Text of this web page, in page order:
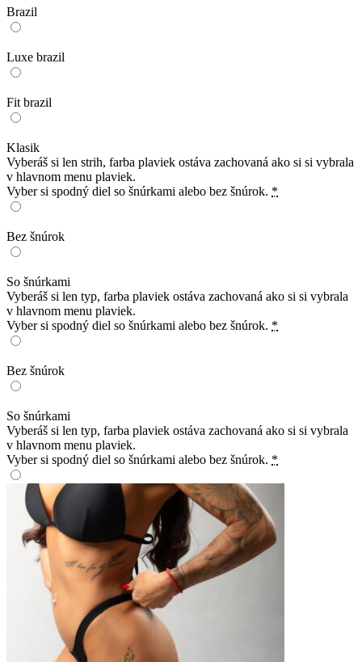
Brazil
Luxe brazil
Fit brazil
Klasik
Vyberáš si len strih, farba plaviek ostáva zachovaná ako si si vybrala
v hlavnom menu plaviek.
Vyber si spodný diel so šnúrkami alebo bez šnúrok. *
Bez šnúrok
So šnúrkami
Vyberáš si len typ, farba plaviek ostáva zachovaná ako si si vybrala
v hlavnom menu plaviek.
Vyber si spodný diel so šnúrkami alebo bez šnúrok. *
Bez šnúrok
So šnúrkami
Vyberáš si len typ, farba plaviek ostáva zachovaná ako si si vybrala
v hlavnom menu plaviek.
Vyber si spodný diel so šnúrkami alebo bez šnúrok. *